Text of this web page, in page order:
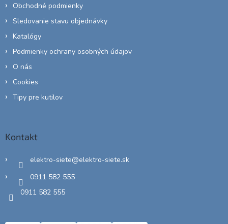
Obchodné podmienky
Sledovanie stavu objednávky
Katalógy
Podmienky ochrany osobných údajov
O nás
Cookies
Tipy pre kutilov
Kontakt
elektro-siete@elektro-siete.sk
0911 582 555
0911 582 555